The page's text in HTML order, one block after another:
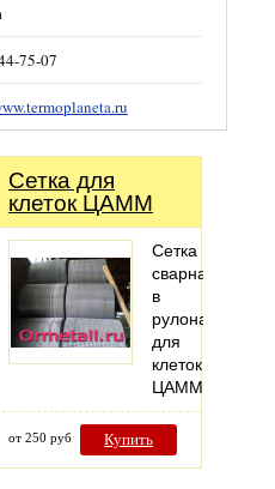
75-07
Сетка для
клеток ЦАММ
Сетка
сварная
в
рулонах
для
клеток
ЦАММ
от 250 руб Купить